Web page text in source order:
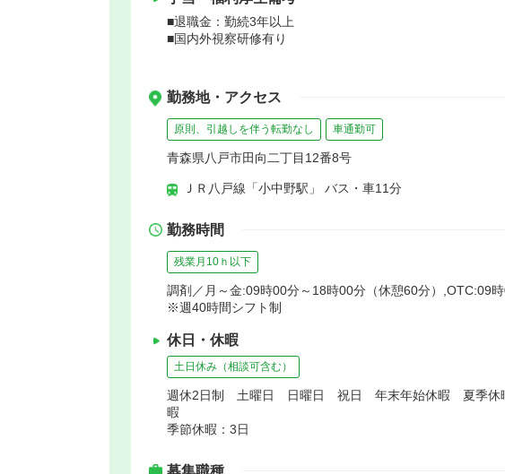
■退職金：勤続3年以上
■国内外視察研修有り
勤務地・アクセス
原則、引越しを伴う転勤なし 車通勤可
青森県八戸市田向二丁目12番8号
ＪＲ八戸線「小中野駅」 バス・車11分
勤務時間
残業月10ｈ以下
調剤／月～金:09時00分～18時00分（休憩60分）,OTC:09
※週40時間シフト制
休日・休暇
土日休み（相談可含む）
週休2日制 土曜日 日曜日 祝日 年末年始休暇 夏季
暇
季節休暇：3日
募集職種